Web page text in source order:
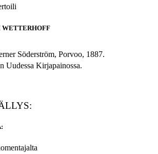
WETTERHOFF
Söderström, Porvoo, 1887.
Uudessa Kirjapainossa.